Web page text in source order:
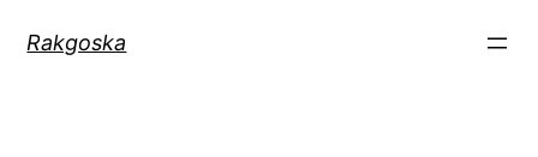
InhaltRakgoska